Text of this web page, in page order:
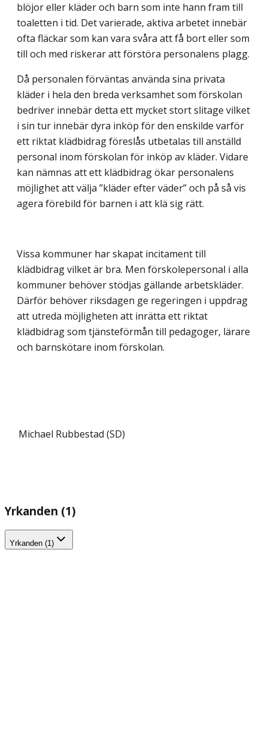
blöjor eller kläder och barn som inte hann fram till
toaletten i tid. Det varierade, aktiva arbetet innebär
ofta fläckar som kan vara svåra att få bort eller som
till och med riskerar att förstöra personalens plagg.
Då personalen förväntas använda sina privata
kläder i hela den breda verksamhet som förskolan
bedriver innebär detta ett mycket stort slitage vilket
i sin tur innebär dyra inköp för den enskilde varför
ett riktat klädbidrag föreslås utbetalas till anställd
personal inom förskolan för inköp av kläder. Vidare
kan nämnas att ett klädbidrag ökar personalens
möjlighet att välja ”kläder efter väder” och på så vis
agera förebild för barnen i att klä sig rätt.
Vissa kommuner har skapat incitament till
klädbidrag vilket är bra. Men förskolepersonal i alla
kommuner behöver stödjas gällande arbetskläder.
Därför behöver riksdagen ge regeringen i uppdrag
att utreda möjligheten att inrätta ett riktat
klädbidrag som tjänsteförmån till pedagoger, lärare
och barnskötare inom förskolan.
Michael Rubbestad (SD)
Yrkanden (1)
Yrkanden (1)